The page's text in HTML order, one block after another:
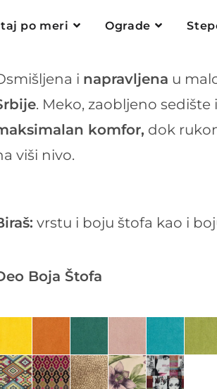
po meri Ograde
i napravljena u
. Meko, zaobljeno sedište
komfor, dok
viši nivo.
vrstu i boju štofa kao i
Boja Štofa